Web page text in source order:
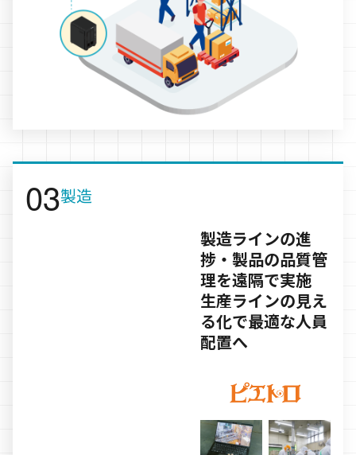
製造
製造ラインの進
捗・製品の品質管
理を遠隔で実施
生産ラインの見え
る化で最適な人員
配置へ